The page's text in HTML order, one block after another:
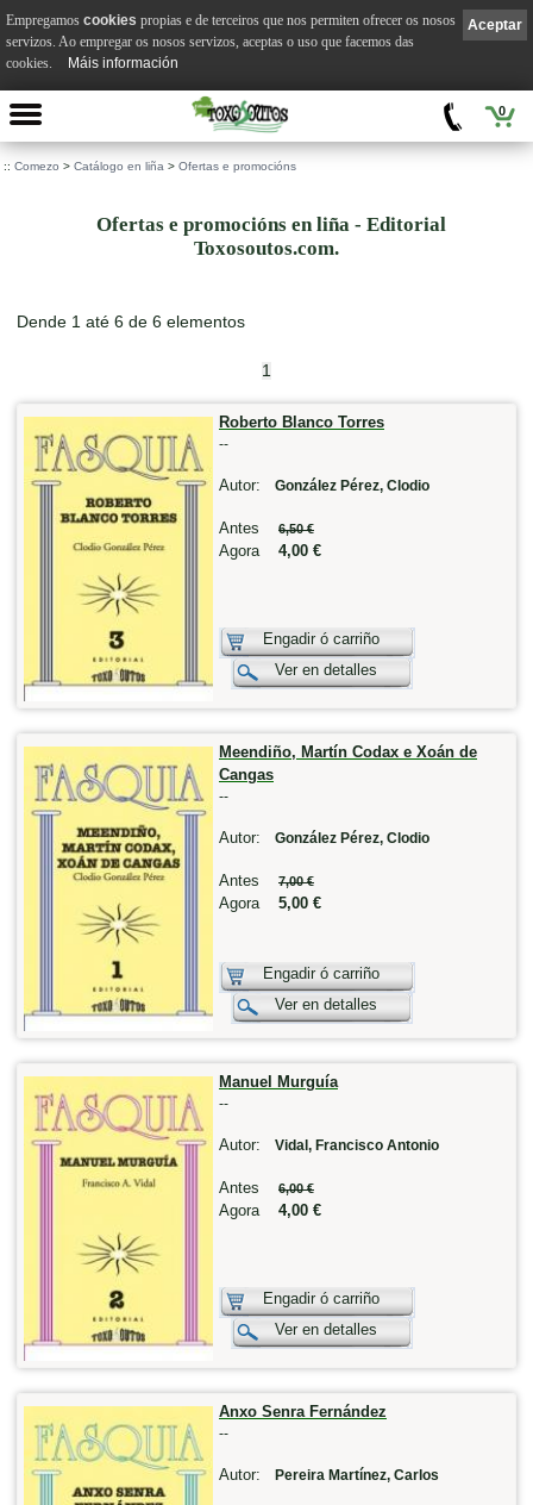
0
:: Comezo > Catálogo en liña > Ofertas e promocións
Ofertas e promocións en liña - Editorial
Toxosoutos.com.
Dende 1 até 6 de 6 elementos
1
Roberto Blanco Torres
--
Autor: González Pérez, Clodio
Antes 6,50 €
Agora 4,00 €
Engadir ó carriño
Ver en detalles
Meendiño, Martín Codax e Xoán de
Cangas
--
Autor: González Pérez, Clodio
Antes 7,00 €
Agora 5,00 €
Engadir ó carriño
Ver en detalles
Manuel Murguía
--
Autor: Vidal, Francisco Antonio
Antes 6,00 €
Agora 4,00 €
Engadir ó carriño
Ver en detalles
Anxo Senra Fernández
--
Autor: Pereira Martínez, Carlos
Aceptar
Empregamos cookies propias e de terceiros que nos permiten ofrecer os nosos
servizos. Ao empregar os nosos servizos, aceptas o uso que facemos das
cookies.
Máis información